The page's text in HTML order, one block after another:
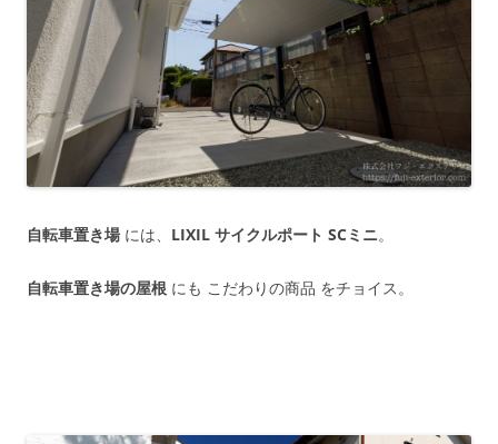
自転車置き場 には、 LIXIL サイクルポート SCミニ。
自転車置き場の屋根 にも こだわりの商品 をチョイス。